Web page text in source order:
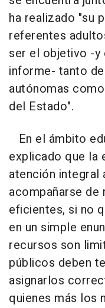
ha realizado "su
referentes
ser el objetivo -y
informe- tanto
autónomas
del Estado".
En el ámbito
explicado que la
atención integral
acompañarse
eficientes, si no
en un simple
recursos son
públicos deben
asignarlos
quienes más los